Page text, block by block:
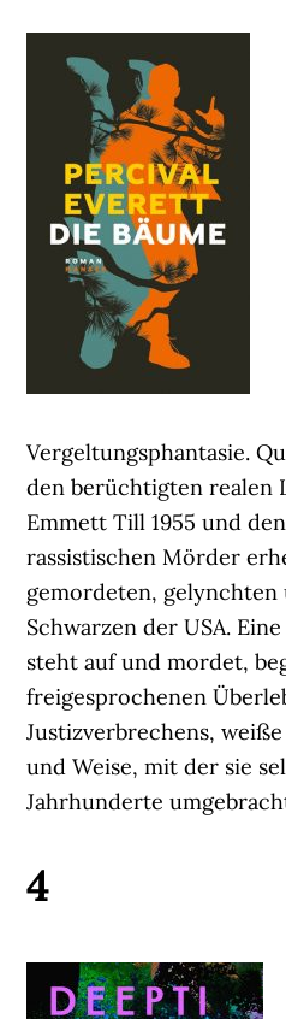
Vergeltungsphantasie.
den berüchtigten realen
Emmett Till 1955 und
rassistischen Mörder
gemordeten,
Schwarzen der USA.
steht auf und mordet,
freigesprochenen
Justizverbrechens,
und Weise, mit der sie
Jahrhunderte
4